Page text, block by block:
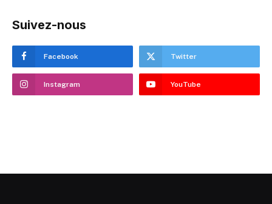
Suivez-nous
Facebook Twitter
Instagram YouTube